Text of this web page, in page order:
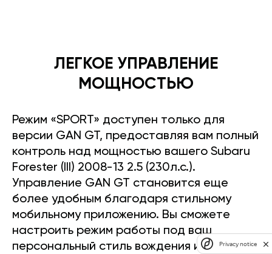
ЛЕГКОЕ УПРАВЛЕНИЕ
МОЩНОСТЬЮ
Режим «SPORT» доступен только для
версии GAN GT, предоставляя вам полный
контроль над мощностью вашего Subaru
Forester (III) 2008-13 2.5 (230л.с.).
Управление GAN GT становится еще
более удобным благодаря стильному
мобильному приложению. Вы сможете
настроить режим работы под ваш
персональный стиль вождения и легкоPrivacy notice